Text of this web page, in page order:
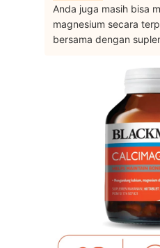
Anda juga masih bisa
magnesium secara
bersama dengan